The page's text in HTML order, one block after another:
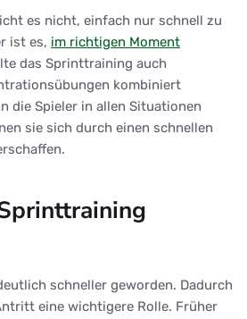
es nicht, einfach nur schnell zu
ist es, im richtigen Moment
das Sprinttraining auch
kombiniert
die Spieler in allen Situationen
sie sich durch einen schnellen
schneller geworden. Dadurch
eine wichtigere Rolle. Früher